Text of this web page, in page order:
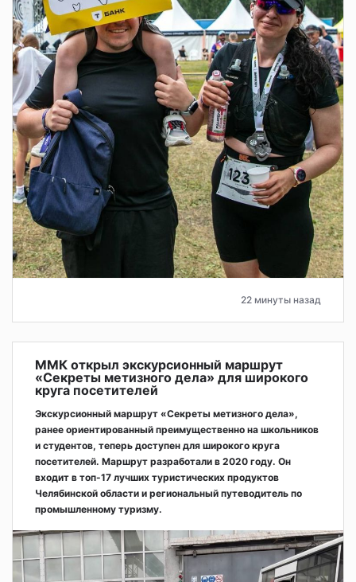
22 минуты назад
ММК открыл экскурсионный маршрут
«Секреты метизного дела» для широкого
круга посетителей
Экскурсионный маршрут «Секреты метизного дела»,
ранее ориентированный преимущественно на школьников
и студентов, теперь доступен для широкого круга
посетителей. Маршрут разработали в 2020 году. Он
входит в топ-17 лучших туристических продуктов
Челябинской области и региональный путеводитель по
промышленному туризму.